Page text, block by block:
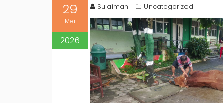
29
Mei
2026
Sulaiman Uncategorized